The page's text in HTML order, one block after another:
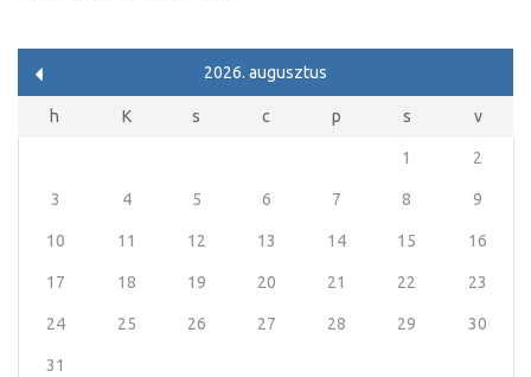
2026. augusztus
h K s c p s v
1 2
3 4 5 6 7 8 9
10 11 12 13 14 15 16
17 18 19 20 21 22 23
24 25 26 27 28 29 30
31